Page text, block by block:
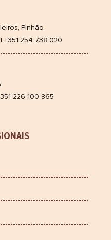
Pinhão
+351 254 738 020
226 100 865